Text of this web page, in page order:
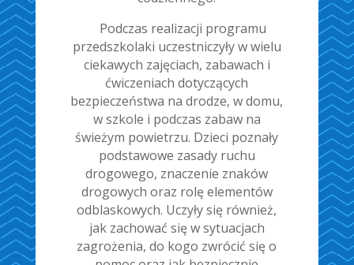
Podczas realizacji programu
przedszkolaki uczestniczyły w wielu
ciekawych zajęciach, zabawach i
ćwiczeniach dotyczących
bezpieczeństwa na drodze, w domu,
w szkole i podczas zabaw na
świeżym powietrzu. Dzieci poznały
podstawowe zasady ruchu
drogowego, znaczenie znaków
drogowych oraz rolę elementów
odblaskowych. Uczyły się również,
jak zachować się w sytuacjach
zagrożenia, do kogo zwrócić się o